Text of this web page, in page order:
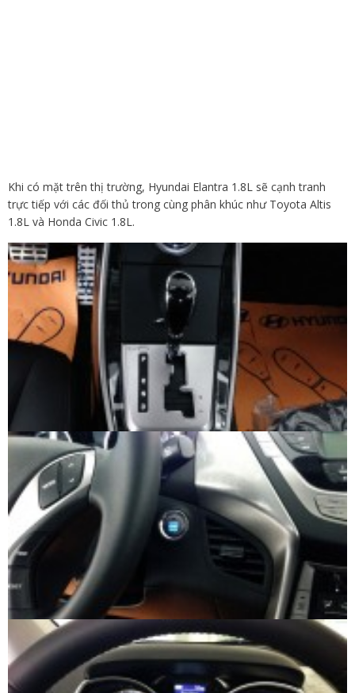
Khi có mặt trên thị trường, Hyundai Elantra 1.8L sẽ cạnh tranh
trực tiếp với các đối thủ trong cùng phân khúc như Toyota Altis
1.8L và Honda Civic 1.8L.